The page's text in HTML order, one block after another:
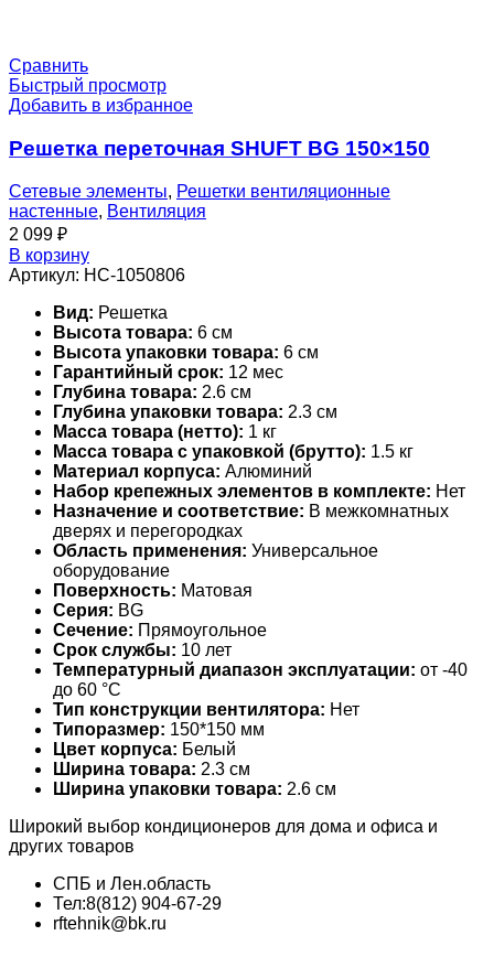
Сравнить
Быстрый просмотр
Добавить в избранное
Решетка переточная SHUFT BG 150×150
Сетевые элементы, Решетки вентиляционные
настенные, Вентиляция
2 099 ₽
В корзину
Артикул: НС-1050806
Вид: Решетка
Высота товара: 6 см
Высота упаковки товара: 6 см
Гарантийный срок: 12 мес
Глубина товара: 2.6 см
Глубина упаковки товара: 2.3 см
Масса товара (нетто): 1 кг
Масса товара с упаковкой (брутто): 1.5 кг
Материал корпуса: Алюминий
Набор крепежных элементов в комплекте: Нет
Назначение и соответствие: В межкомнатных
дверях и перегородках
Область применения: Универсальное
оборудование
Поверхность: Матовая
Серия: BG
Сечение: Прямоугольное
Срок службы: 10 лет
Температурный диапазон эксплуатации: от -40
до 60 °С
Тип конструкции вентилятора: Нет
Типоразмер: 150*150 мм
Цвет корпуса: Белый
Ширина товара: 2.3 см
Ширина упаковки товара: 2.6 см
Широкий выбор кондиционеров для дома и офиса и
других товаров
СПБ и Лен.область
Тел:8(812) 904-67-29
rftehnik@bk.ru